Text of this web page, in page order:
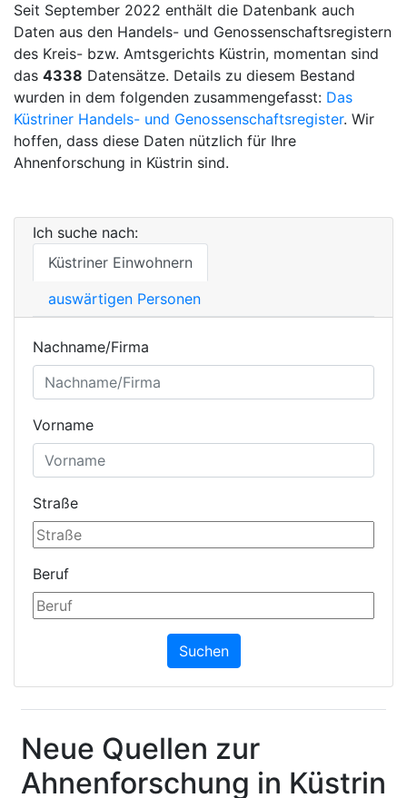
Seit September 2022 enthält die Datenbank auch
Daten aus den Handels- und Genossenschaftsregistern
des Kreis- bzw. Amtsgerichts Küstrin, momentan sind
das 4338 Datensätze. Details zu diesem Bestand
wurden in dem folgenden zusammengefasst: Das
Küstriner Handels- und Genossenschaftsregister. Wir
hoffen, dass diese Daten nützlich für Ihre
Ahnenforschung in Küstrin sind.
Ich suche nach:
Küstriner Einwohnern
auswärtigen Personen
Nachname/Firma
Vorname
Straße
Beruf
Neue Quellen zur
Ahnenforschung in Küstrin